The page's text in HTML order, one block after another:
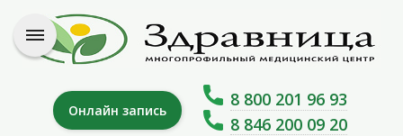
Онлайн запись
8 800 201 96 93
8 846 200 09 20